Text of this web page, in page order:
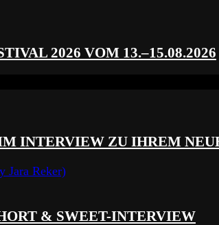
2026 VOM 13.–15.08.2026
INTERVIEW ZU IHREM
& SWEET-INTERVIEW